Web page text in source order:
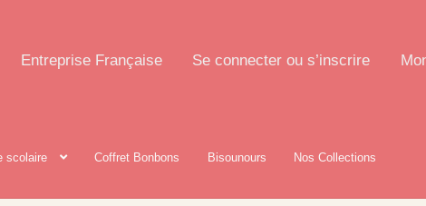
Entreprise Française Se connecter ou s’inscrire
scolaire Coffret Bonbons Bisounours Nos Collections